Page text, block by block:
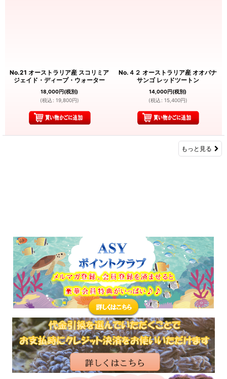
No.21 オーストラリア産 スコリミア
ジェイド・ディープ・ウォーター
18,000円(税別)
(税込 : 19,800円)
No.４２ オーストラリア産 オオバナ
サンゴ レッドツートン
14,000円(税別)
(税込 : 15,400円)
もっと見る